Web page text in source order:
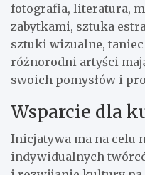
fotografia, literatura,
zabytkami, sztuka
sztuki wizualne,
różnorodni artyści
swoich pomysłów i
Wsparcie dla
Inicjatywa ma na celu
indywidualnych